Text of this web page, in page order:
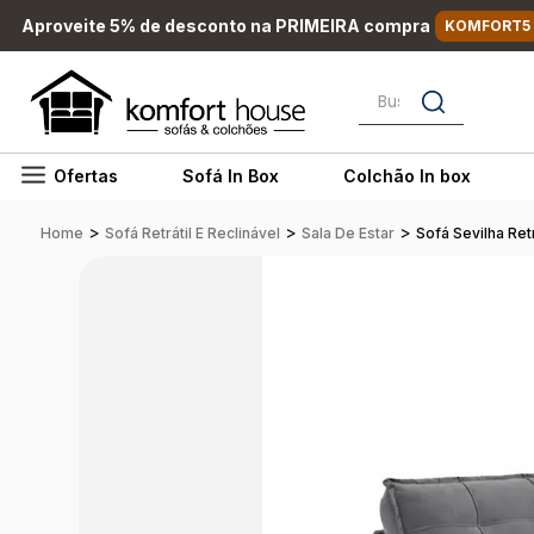
Aproveite 5% de desconto na PRIMEIRA compra KOMFORT5
Busque por nome,
Ofertas Sofá In Box Colchão In box
Home > Sofá Retrátil E Reclinável > Sala De Estar > Sofá Sevilha